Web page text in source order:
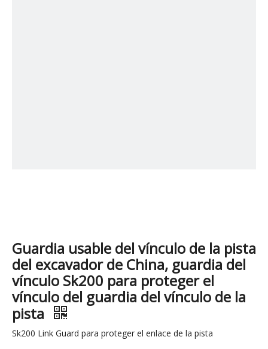
Guardia usable del vínculo de la pista
del excavador de China, guardia del
vínculo Sk200 para proteger el
vínculo del guardia del vínculo de la
pista
Sk200 Link Guard para proteger el enlace de la pista